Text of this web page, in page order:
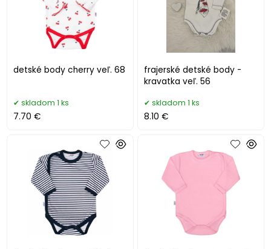
detské body cherry veľ. 68
skladom 1 ks
7.70 €
frajerské detské body -
kravatka veľ. 56
skladom 1 ks
8.10 €